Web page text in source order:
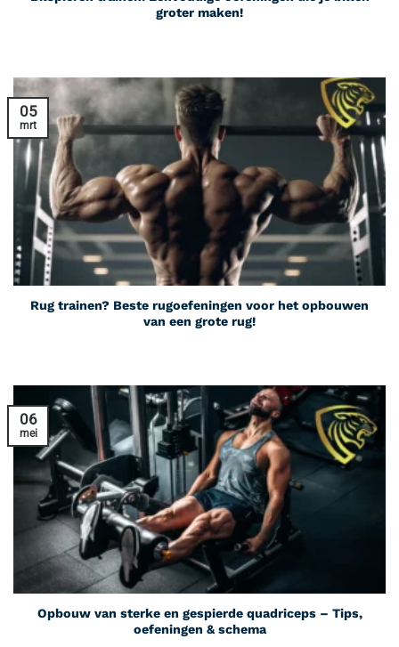
groter maken!
Rug trainen? Beste rugoefeningen voor het opbouwen
van een grote rug!
05
mrt
Opbouw van sterke en gespierde quadriceps – Tips,
oefeningen & schema
06
mei